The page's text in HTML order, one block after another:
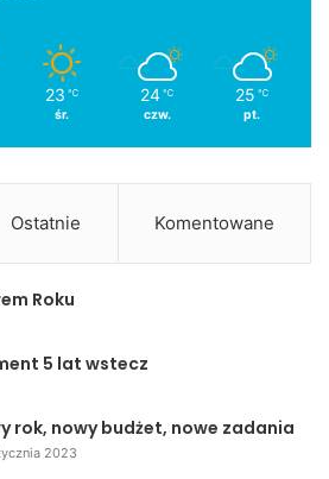
23 ℃
śr.
24 ℃
czw.
25 ℃
pt.
Ostatnie Komentowane
Roku
5 lat wstecz
rok, nowy budżet, nowe zadania
2023